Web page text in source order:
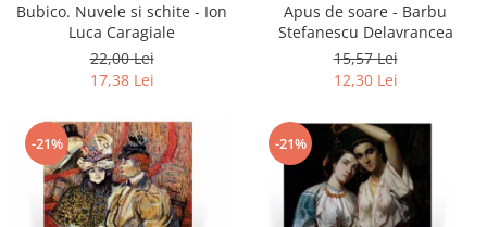
Bubico. Nuvele si schite - Ion
Luca Caragiale
22,00 Lei
17,38 Lei
Apus de soare - Barbu
Stefanescu Delavrancea
15,57 Lei
12,30 Lei
-21% -21%